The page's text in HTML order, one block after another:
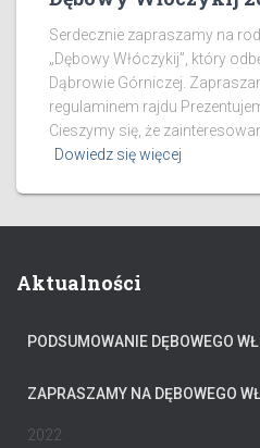
Serdecznie zapraszamy na
„Dębowy Włóczykij”, który
Dąbrowie Górniczej.
regulaminem rajdu
Cieszymy się, że
Dowiedz się więcej
Aktualności
PODSUMOWANIE DĘBOWEGO
ZAPRASZAMY NA DĘBOWEGO
2022